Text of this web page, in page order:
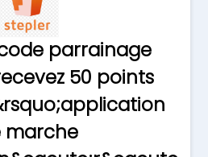
parrainage
50 points
marche